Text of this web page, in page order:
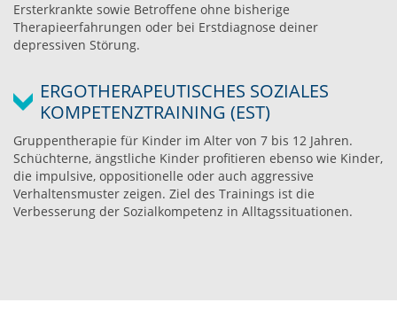
Ersterkrankte sowie Betroffene ohne bisherige
Therapieerfahrungen oder bei Erstdiagnose deiner
depressiven Störung.
ERGOTHERAPEUTISCHES SOZIALES
KOMPETENZTRAINING (EST)
Gruppentherapie für Kinder im Alter von 7 bis 12 Jahren.
Schüchterne, ängstliche Kinder profitieren ebenso wie Kinder,
die impulsive, oppositionelle oder auch aggressive
Verhaltensmuster zeigen. Ziel des Trainings ist die
Verbesserung der Sozialkompetenz in Alltagssituationen.